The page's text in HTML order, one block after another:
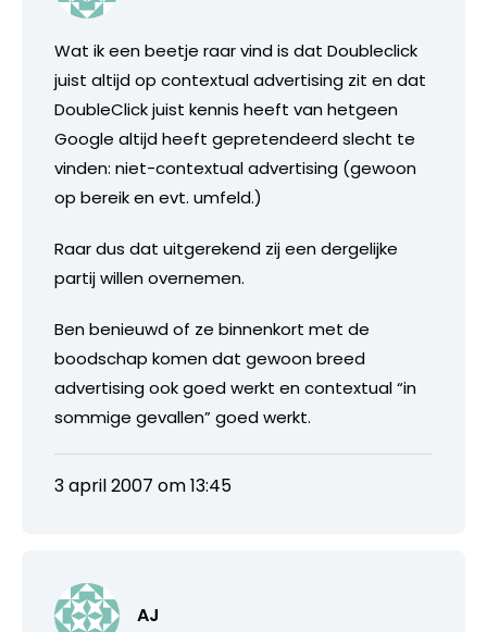
Wat ik een beetje raar vind is dat Doubleclick
juist altijd op contextual advertising zit en dat
DoubleClick juist kennis heeft van hetgeen
Google altijd heeft gepretendeerd slecht te
vinden: niet-contextual advertising (gewoon
op bereik en evt. umfeld.)
Raar dus dat uitgerekend zij een dergelijke
partij willen overnemen.
Ben benieuwd of ze binnenkort met de
boodschap komen dat gewoon breed
advertising ook goed werkt en contextual “in
sommige gevallen” goed werkt.
3 april 2007 om 13:45
AJ